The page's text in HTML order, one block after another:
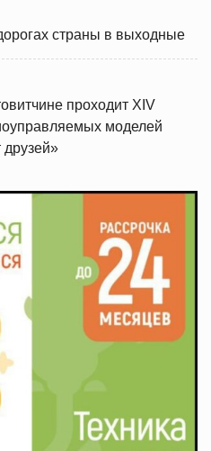
страны в выходные
проходит XIV
моделей